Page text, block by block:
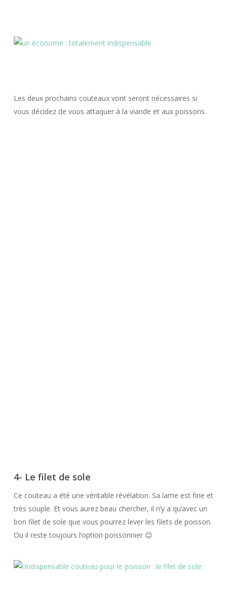
Les deux prochains couteaux vont seront nécessaires si
vous décidez de vous attaquer à la viande et aux poissons.
4- Le filet de sole
Ce couteau a été une véritable révélation. Sa lame est fine et
très souple. Et vous aurez beau chercher, il n’y a qu’avec un
bon filet de sole que vous pourrez lever les filets de poisson.
Ou il reste toujours l’option poissonnier 😉